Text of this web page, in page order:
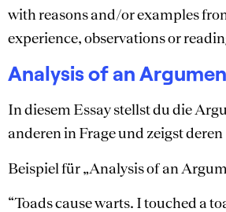
with reasons and/or examples
experience, observations or
Analysis of an
In diesem Essay stellst du die
anderen in Frage und zeigst
Beispiel für „Analysis of an
“Toads cause warts. I touched a